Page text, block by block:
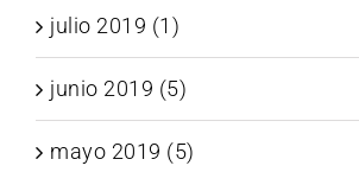
julio 2019 (1)
junio 2019 (5)
mayo 2019 (5)